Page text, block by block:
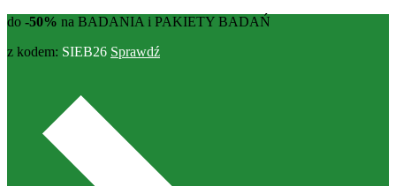
do -50% na BADANIA i PAKIETY BADAŃ
z kodem: SIEB26 Sprawdź